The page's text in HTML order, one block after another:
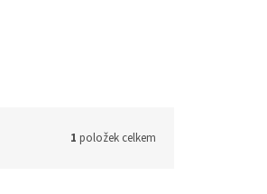
1 položek celkem